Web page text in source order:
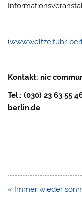
(www.weltzeituhr-
Kontakt: nic
Tel.: (030) 23 63 55
berlin.de
Beitragsnavigation
« Immer wieder